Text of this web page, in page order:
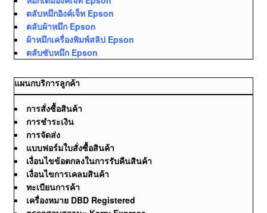
ตลับหมึกอิงค์เจ็ท Epson
ตลับผ้าหมึก Epson
ผ้าหมึกเครื่องพิมพ์สลิป Epson
ตลับซับหมึก Epson
แผนกบริการลูกค้า
การสั่งซื้อสินค้า
การชำระเงิน
การจัดส่ง
แบบฟอร์มใบสั่งซื้อสินค้า
เงื่อนไขข้อตกลงในการรับคืนสินค้า
เงื่อนไขการเคลมสินค้า
ทะเบียนการค้า
เครื่องหมาย DBD Registered